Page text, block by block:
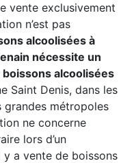
vente exclusivement
n’est pas
alcoolisées à
nécessite un
alcoolisées
Saint Denis, dans les
grandes métropoles
ne concerne
lors d’un
y a vente de boissons